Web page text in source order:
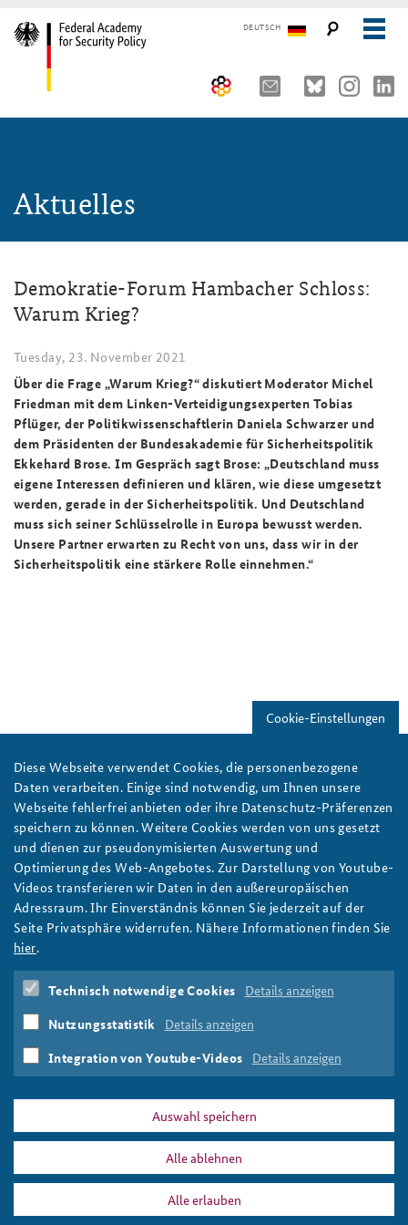
DEUTSCH
Organisation
Partners
Young Leaders in Security Policy
Directions
Security Policy Course for Senior Officials
German Forum on Security Policy
Public Events
Further Events
Working Papers
Aktuelles
Demokratie-Forum Hambacher Schloss:
Warum Krieg?
Tuesday, 23. November 2021
Über die Frage „Warum Krieg?“ diskutiert Moderator Michel
Friedman mit dem Linken-Verteidigungsexperten Tobias
Pflüger, der Politikwissenschaftlerin Daniela Schwarzer und
dem Präsidenten der Bundesakademie für Sicherheitspolitik
Ekkehard Brose. Im Gespräch sagt Brose: „Deutschland muss
eigene Interessen definieren und klären, wie diese umgesetzt
werden, gerade in der Sicherheitspolitik. Und Deutschland
muss sich seiner Schlüsselrolle in Europa bewusst werden.
Unsere Partner erwarten zu Recht von uns, dass wir in der
Sicherheitspolitik eine stärkere Rolle einnehmen.“
Weitere Infos finden Sie auf:
https://www.swr.de/unternehmen/organisation/standorte/
Forum-H...
Brose
Tobias Pflüger Michel Friedman
DATA PRIVACY IMPRINT
Demokratie-Forum Hambacher Schloss: Warum Krieg?
Cookie-Einstellungen
Diese Webseite verwendet Cookies, die personenbezogene
Daten verarbeiten. Einige sind notwendig, um Ihnen unsere
Webseite fehlerfrei anbieten oder ihre Datenschutz-Präferenzen
speichern zu können. Weitere Cookies werden von uns gesetzt
und dienen zur pseudonymisierten Auswertung und
Optimierung des Web-Angebotes. Zur Darstellung von Youtube-
Videos transferieren wir Daten in den außereuropäischen
Adressraum. Ihr Einverständnis können Sie jederzeit auf der
Seite Privatsphäre widerrufen. Nähere Informationen finden Sie
hier.
Technisch notwendige Cookies Details anzeigen
Nutzungsstatistik Details anzeigen
Integration von Youtube-Videos Details anzeigen
Auswahl speichern
Alle ablehnen
Alle erlauben